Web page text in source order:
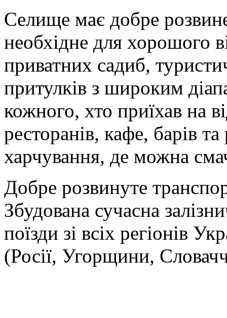
Селище має добре
необхідне для хорошого
приватних садиб,
притулків з широким
кожного, хто приїхав на
ресторанів, кафе, барів
харчування, де можна
Добре розвинуте
Збудована сучасна
поїзди зі всіх регіонів
(Росії, Угорщини,